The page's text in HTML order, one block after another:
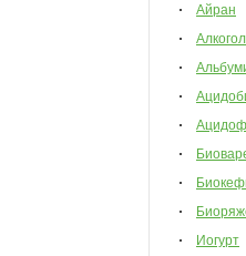
Айран
Иогурт